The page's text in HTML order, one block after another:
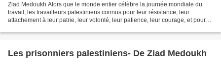
Ziad Medoukh Alors que le monde entier célèbre la journée mondiale du
travail, les travailleurs palestiniens connus pour leur résistance, leur
attachement à leur patrie, leur volonté, leur patience, leur courage, et pour
Les prisonniers palestiniens- De Ziad Medoukh